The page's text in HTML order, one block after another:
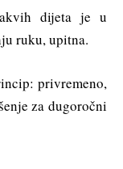
dijeta je u
ruku, upitna.
privremeno,
za dugoročni